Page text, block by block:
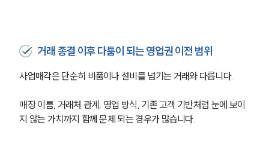
거래 종결 이후 다툼이 되는 영업권 이전 범위
사업매각은 단순히 비품이나 설비를 넘기는 거래와 다릅니다.
매장 이름, 거래처 관계, 영업 방식, 기존 고객 기반처럼 눈에 보이
지 않는 가치까지 함께 문제 되는 경우가 많습니다.